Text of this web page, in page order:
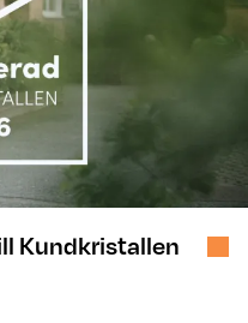
Kundkristallen